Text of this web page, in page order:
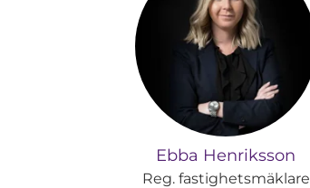
Ebba Henriksson
Reg. fastighetsmäklare